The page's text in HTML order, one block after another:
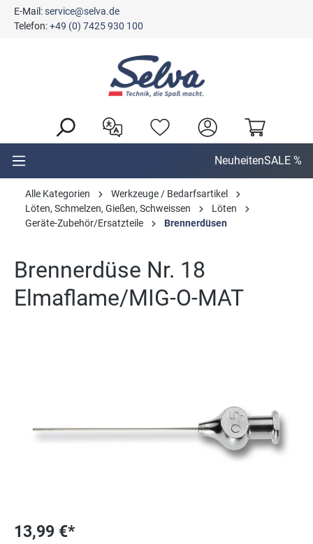
springen
E-Mail:service@selva.de
Telefon:+49 (0) 7425 930 100
NeuheitenSALE %
Alle Kategorien
Werkzeuge / Bedarfsartikel
Löten, Schmelzen, Gießen, Schweissen
Löten
Geräte-Zubehör/Ersatzteile
Brennerdüsen
Brennerdüse Nr. 18
Elmaflame/MIG-O-MAT
13,99 €*